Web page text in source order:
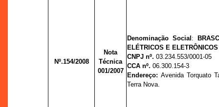
Nº.154/2008
Nota
Técnica
001/2007
Denominação Social :
ELÉTRICOS E
CNPJ nº. 03.234.553/0001-05
CCA nº. 06.300.154-3
Endereço:Avenida Torquato
Terra Nova.